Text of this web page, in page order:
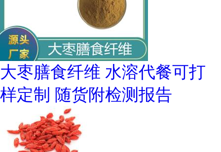
大枣膳食纤维 水溶代餐可打
样定制 随货附检测报告